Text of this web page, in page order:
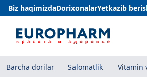
Biz haqimizdaDorixonalarYetkazib
Barcha dorilar Salomatlik Vitamin